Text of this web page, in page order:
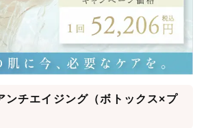
ンチエイジング（ボトックス×プ